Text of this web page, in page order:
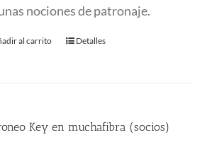
nociones de patronaje.
al carrito Detalles
Key en muchafibra (socios)